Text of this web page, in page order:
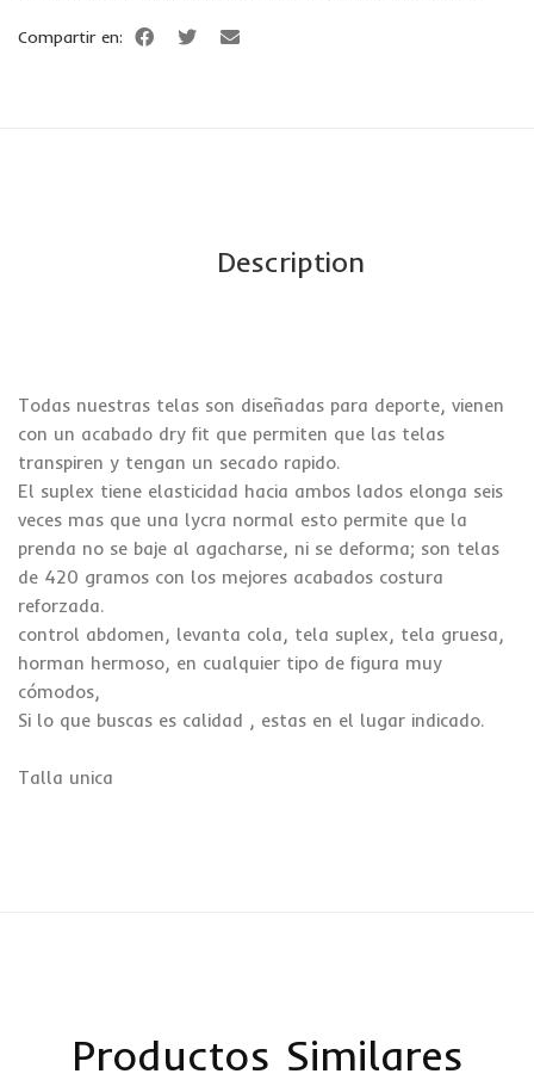
Compartir en:
Description
Todas nuestras telas son diseñadas para deporte, vienen
con un acabado dry fit que permiten que las telas
transpiren y tengan un secado rapido.
El suplex tiene elasticidad hacia ambos lados elonga seis
veces mas que una lycra normal esto permite que la
prenda no se baje al agacharse, ni se deforma; son telas
de 420 gramos con los mejores acabados costura
reforzada.
control abdomen, levanta cola, tela suplex, tela gruesa,
horman hermoso, en cualquier tipo de figura muy
cómodos,
Si lo que buscas es calidad , estas en el lugar indicado.
Talla unica
Productos Similares